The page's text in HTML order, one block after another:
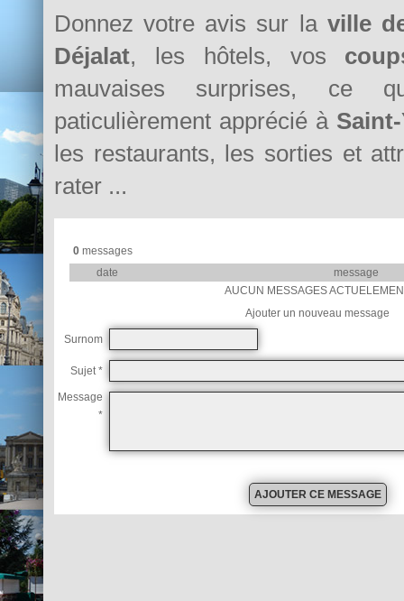
Donnez votre avis sur la ville
Déjalat, les hôtels, vos
mauvaises surprises, ce
paticulièrement apprécié à
les restaurants, les sorties et
rater ...
0messages
date
message
AUCUN MESSAGES
Ajouter un nouveau message
Surnom
Sujet *
Message
*